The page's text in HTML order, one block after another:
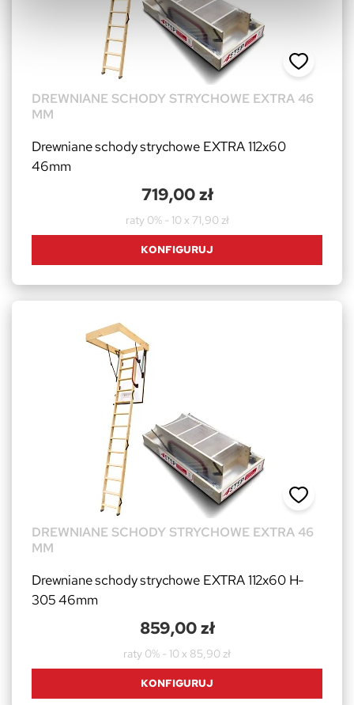
DREWNIANE SCHODY STRYCHOWE EXTRA 46
MM
Drewniane schody strychowe EXTRA 112x60
46mm
719,00 zł
raty 0% - 10 x 71,90 zł
KONFIGURUJ
DREWNIANE SCHODY STRYCHOWE EXTRA 46
MM
Drewniane schody strychowe EXTRA 112x60 H-
305 46mm
859,00 zł
raty 0% - 10 x 85,90 zł
KONFIGURUJ